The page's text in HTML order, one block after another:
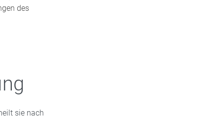
des
sie nach